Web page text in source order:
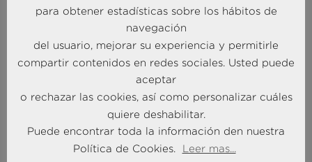
BRAINTRUST
Andersen Consulting refuerza su crecimiento en
para obtener estadísticas sobre los hábitos de
navegación
del usuario, mejorar su experiencia y permitirle
compartir contenidos en redes sociales. Usted puede
aceptar
o rechazar las cookies, así como personalizar cuáles
quiere deshabilitar.
Puede encontrar toda la información den nuestra
Política de Cookies.
Leer mas...